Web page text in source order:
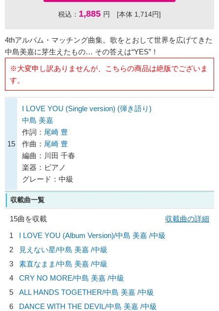
税込： 1,885 円 [本体 1,714円]
4thアルバム・マッチング曲集。歌をとおして世界を広げてきた
中島美嘉に芽生えたもの… その答えは“YES”！
※大変申し訳ありませんが、こちらの商品は絶版でございま
す。
15
I LOVE YOU (Single version) (弾き語り)
中島 美嘉
作詞： 尾崎 豊
作曲： 尾崎 豊
編曲：川田 千春
楽器：ピアノ
グレード：中級
収載曲一覧
15曲を収載
収載曲の詳細
1
I LOVE YOU (Album Version)/中島 美嘉 /中級
2
見えない星/中島 美嘉 /中級
3
素直なまま/中島 美嘉 /中級
4
CRY NO MORE/中島 美嘉 /中級
5
ALL HANDS TOGETHER/中島 美嘉 /中級
6
DANCE WITH THE DEVIL/中島 美嘉 /中級